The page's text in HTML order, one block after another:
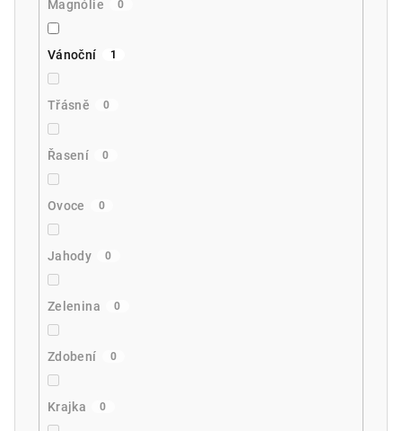
Magnólie 0
Vánoční 1
Třásně 0
Řasení 0
Ovoce 0
Jahody 0
Zelenina 0
Zdobení 0
Krajka 0